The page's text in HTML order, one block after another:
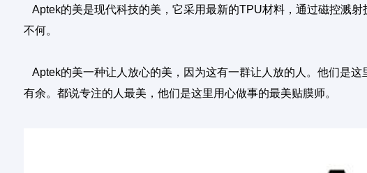
Aptek的美是现代科技的美， 它采用最新的TPU材料，通过磁控溅射
不何。
Aptek的美一种让人放心的美，因为这有一群让人放的人。他们是
有余。都说专注的人最美，他们是这里用心做事的最美贴膜师。